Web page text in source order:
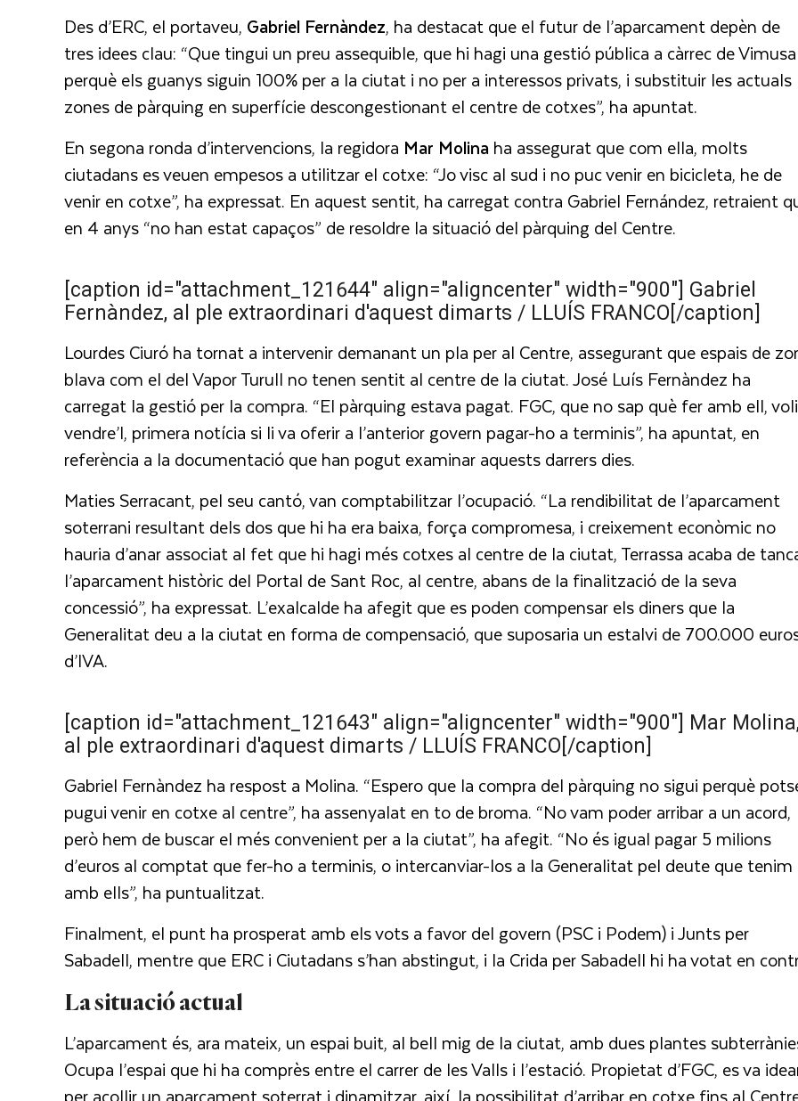
Des d’ERC, el portaveu, Gabriel Fernàndez, ha destacat que el futur de l’aparcament depèn de
tres idees clau: “Que tingui un preu assequible, que hi hagi una gestió pública a càrrec de Vimusa
perquè els guanys siguin 100% per a la ciutat i no per a interessos privats, i substituir les actuals
zones de pàrquing en superfície descongestionant el centre de cotxes”, ha apuntat.
En segona ronda d’intervencions, la regidora Mar Molinaha assegurat que com ella, molts
ciutadans es veuen empesos a utilitzar el cotxe: “Jo visc al sud i no puc venir en bicicleta, he de
venir en cotxe”, ha expressat. En aquest sentit, ha carregat contra Gabriel Fernández, retraient
en 4 anys “no han estat capaços” de resoldre la situació del pàrquing del Centre.
[caption id="attachment_121644" align="aligncenter" width="900"] Gabriel
Fernàndez, al ple extraordinari d'aquest dimarts / LLUÍS FRANCO[/caption]
Lourdes Ciuró ha tornat a intervenir demanant un pla per al Centre, assegurant que espais de
blava com el del Vapor Turull no tenen sentit al centre de la ciutat. José Luís Fernàndez ha
carregat la gestió per la compra. “El pàrquing estava pagat. FGC, que no sap què fer amb ell,
vendre’l, primera notícia si li va oferir a l’anterior govern pagar-ho a terminis”, ha apuntat, en
referència a la documentació que han pogut examinar aquests darrers dies.
Maties Serracant, pel seu cantó, van comptabilitzar l’ocupació. “La rendibilitat de l’aparcament
soterrani resultant dels dos que hi ha era baixa, força compromesa, i creixement econòmic no
hauria d’anar associat al fet que hi hagi més cotxes al centre de la ciutat, Terrassa acaba de
l’aparcament històric del Portal de Sant Roc, al centre, abans de la finalització de la seva
concessió”, ha expressat. L’exalcalde ha afegit que es poden compensar els diners que la
Generalitat deu a la ciutat en forma de compensació, que suposaria un estalvi de 700.000
d’IVA.
[caption id="attachment_121643" align="aligncenter" width="900"] Mar
al ple extraordinari d'aquest dimarts / LLUÍS FRANCO[/caption]
Gabriel Fernàndez ha respost a Molina. “Espero que la compra del pàrquing no sigui perquè
pugui venir en cotxe al centre”, ha assenyalat en to de broma. “No vam poder arribar a un acord,
però hem de buscar el més convenient per a la ciutat”, ha afegit. “No és igual pagar 5 milions
d’euros al comptat que fer-ho a terminis, o intercanviar-los a la Generalitat pel deute que tenim
amb ells”, ha puntualitzat.
Finalment, el punt ha prosperat amb els vots a favor del govern (PSC i Podem) i Junts per
Sabadell, mentre que ERC i Ciutadans s’han abstingut, i la Crida per Sabadell hi ha votat en
La situació actual
L’aparcament és, ara mateix, un espai buit, al bell mig de la ciutat, amb dues plantes
Ocupa l’espai que hi ha comprès entre el carrer de les Valls i l’estació. Propietat d’FGC, es va